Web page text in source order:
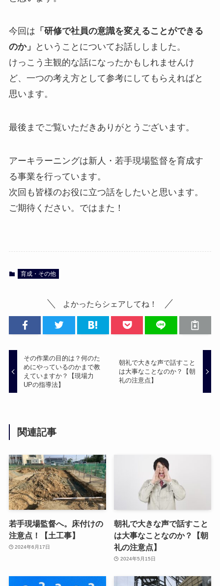
今回は 「研修で社員の意識を変えることができる
のか」
ということについてお話ししました。
けっこう主観的な話になったかもしれませんけ
ど、 一つの考え方として参考にしてもらえればと
思います。
最後までご覧いただきありがとうございます。
アーキラーニングは新人・若手現場監督を育成す
る事業を行っています。
次回も皆様のお役に立つ話をしたいと思います。
ご期待ください。ではまた！
育成・その他
よかったらシェアしてね！
その作業の目的は？何のた
めにやっているのかまで教
えていますか？【現場力
UPの指導法】
朝礼で大きな声で話すこと
は大事なことなのか？【朝
礼の注意点】
関連記事
若手現場監督へ。床付けの
注意点！【土工事】
2024年6月17日
朝礼で大きな声で話すこと
は大事なことなのか？【朝
礼の注意点】
2024年5月15日